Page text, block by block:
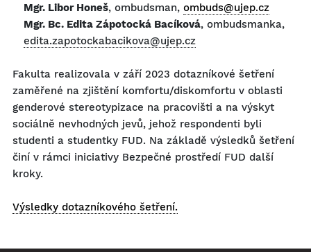
Mgr. Libor Honeš, ombudsman,ombuds@ujep.cz
Mgr. Bc. Edita Zápotocká Bacíková, ombudsmanka,
edita.zapotockabacikova@ujep.cz
Fakulta realizovala v září 2023 dotazníkové šetření
zaměřené na zjištění komfortu/diskomfortu v oblasti
genderové stereotypizace na pracovišti a na výskyt
sociálně nevhodných jevů, jehož respondenti byli
studenti a studentky FUD. Na základě výsledků šetření
činí v rámci iniciativy Bezpečné prostředí FUD další
kroky.
Výsledky dotazníkového šetření.